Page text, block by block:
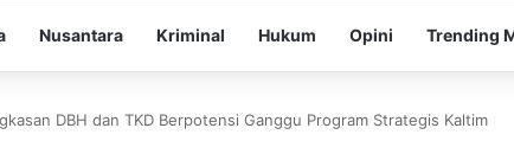
Nusantara Kriminal Hukum Opini Trending
DBH dan TKD Berpotensi Ganggu Program Strategis Kaltim